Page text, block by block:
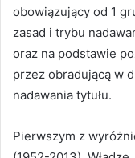
obowiązujący od 1
zasad i trybu
oraz na podstawie
przez obradującą w
nadawania tytułu.
Pierwszym z